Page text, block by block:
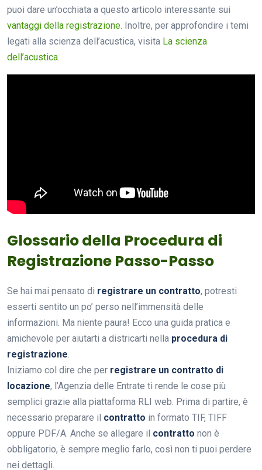
puoi dare un’occhiata a questo articolo interessante sui
vantaggi della registrazione . Inoltre, per approfondire i temi
legati alla scienza dell’acustica, visita La scienza
dell’acustica
Glossario della Procedura di
Registrazione Passo-Passo
Se hai mai pensato di registrare un contratto, potresti
esserti sentito un po’ perso nell’immensità delle
informazioni. Ma niente paura! Ecco una guida pratica e
amichevole per aiutarti a districarti nella procedura di
registrazione.
Iniziamo col dire che per registrare un contratto di
locazione, l’Agenzia delle Entrate ti rende le cose più
semplici grazie alla piattaforma RLI web. Prima di partire, è
necessario preparare il contratto in formato TIF, TIFF
oppure PDF/A. Anche se allegare il contratto non è
obbligatorio, è sempre meglio farlo, così non ti puoi perdere
nei dettagli.